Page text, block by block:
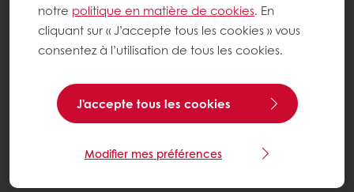
notre politique en matière de cookies. En
cliquant sur « J’accepte tous les cookies » vous
consentez à l’utilisation de tous les cookies.
J'accepte tous les cookies
Modifier mes préférences